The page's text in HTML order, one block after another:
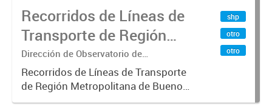
Recorridos de Líneas de
Transporte de Región
Metropolitana de
Buenos Aires (RMBA)
Dirección de Observatorio de
Transporte, Estudio y Sistemas
Recorridos de Líneas de Transporte
de Región Metropolitana de Buenos
Aires (RMBA).-
shp
otro
otro